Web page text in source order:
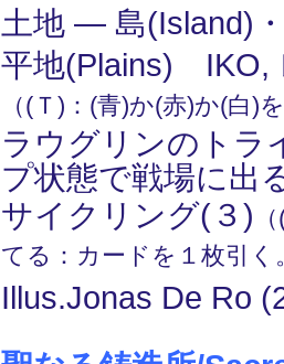
土地 ― 島(Island)
平地(Plains) IKO,
（(Ｔ)：(青)か(赤)か(白)
ラウグリンのトラ
プ状態で戦場に出
サイクリング(３)
てる：カードを１枚引く
Illus.Jonas De Ro